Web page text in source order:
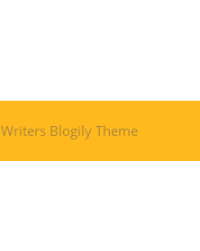
Writers Blogily Theme